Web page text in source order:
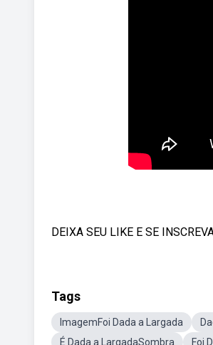
DEIXA SEU LIKE E SE
Tags
ImagemFoi Dada a Largada
É Dada a LargadaSombra
Foi